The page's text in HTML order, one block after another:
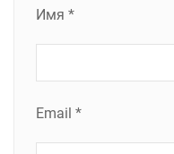
Имя *
Email *